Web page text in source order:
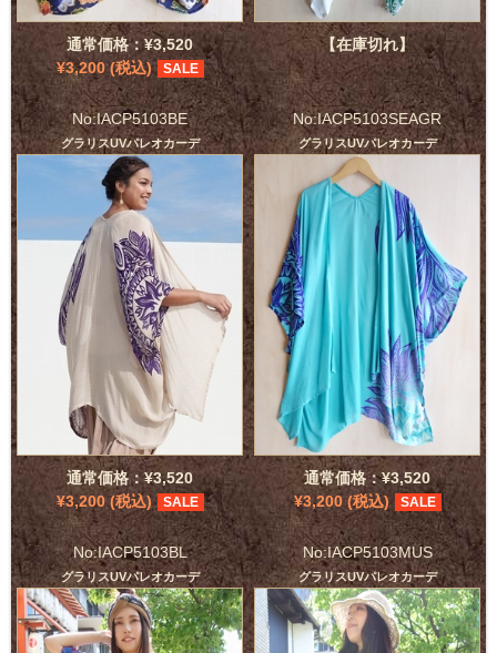
通常価格：¥3,520
¥3,200 (税込)
SALE
【在庫切れ】
No:IACP5103BE
グラリスUVパレオカーデ
通常価格：¥3,520
¥3,200 (税込)
SALE
No:IACP5103SEAGR
グラリスUVパレオカーデ
通常価格：¥3,520
¥3,200 (税込)
SALE
No:IACP5103BL
グラリスUVパレオカーデ
No:IACP5103MUS
グラリスUVパレオカーデ